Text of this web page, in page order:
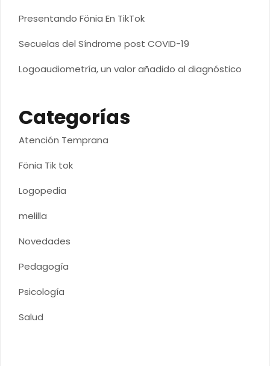
Presentando Fönia En TikTok
Secuelas del Síndrome post COVID-19
Logoaudiometría, un valor añadido al diagnóstico
Categorías
Atención Temprana
Fönia Tik tok
Logopedia
melilla
Novedades
Pedagogía
Psicología
Salud